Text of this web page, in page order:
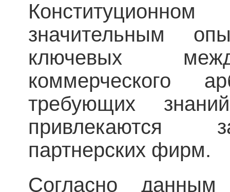
значительным
ключевых
коммерческого
требующих
привлекаются
партнерских фирм.
Согласно данным